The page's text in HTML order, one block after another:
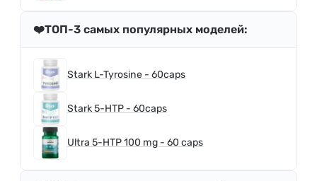
❤️ТОП-3 самых популярных моделей:
Stark L-Tyrosine - 60caps
Stark 5-HTP - 60caps
Ultra 5-HTP 100 mg - 60 caps